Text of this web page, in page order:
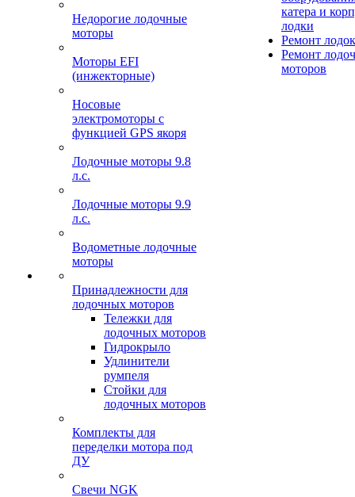
Недорогие лодочные
моторы
Моторы EFI
(инжекторные)
Носовые
электромоторы с
функцией GPS якоря
Лодочные моторы 9.8
л.с.
Лодочные моторы 9.9
л.с.
Водометные лодочные
моторы
Принадлежности для
лодочных моторов
Тележки для
лодочных моторов
Гидрокрыло
Удлинители
румпеля
Стойки для
лодочных моторов
Комплекты для
переделки мотора под
ДУ
Свечи NGK
катера и
лодки
Ремонт
Ремонт
моторов